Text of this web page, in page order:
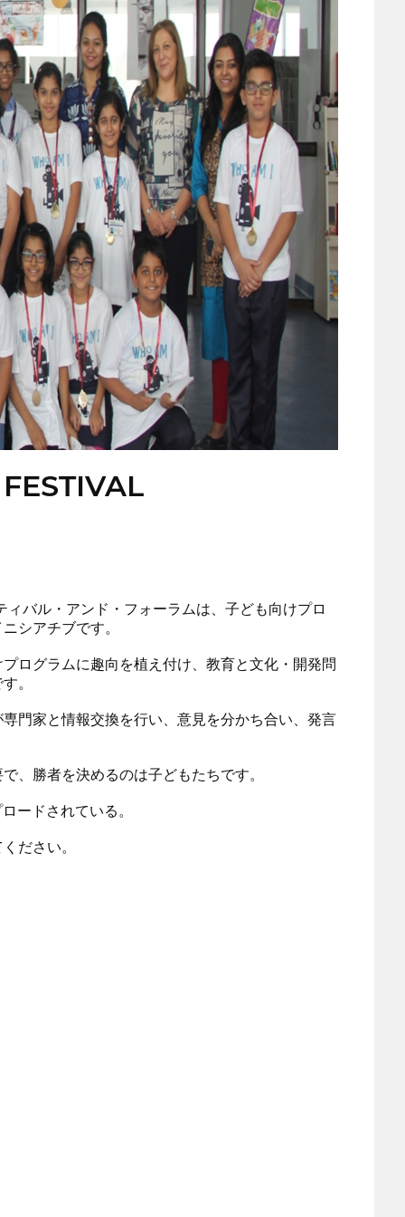
バル・アンド・フォーラムは、子ども向けプロ
シアチブです。
ログラムに趣向を植え付け、教育と文化・開発問
。
門家と情報交換を行い、意見を分かち合い、発言
、勝者を決めるのは子どもたちです。
ードされている。
ださい。